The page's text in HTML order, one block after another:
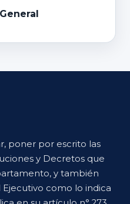
poner por escrito las
y Decretos que
y también
como lo indica